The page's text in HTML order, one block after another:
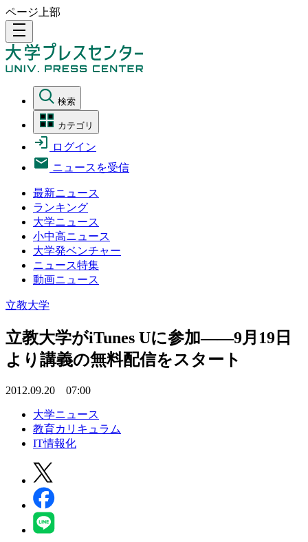
ページ上部
density_medium
検索
カテゴリ
ログイン
ニュースを受信
最新ニュース
ランキング
大学ニュース
小中高ニュース
大学発ベンチャー
ニュース特集
動画ニュース
立教大学
立教大学がiTunes Uに参加――9月19日
より講義の無料配信をスタート
2012.09.20 07:00
大学ニュース
教育カリキュラム
IT情報化